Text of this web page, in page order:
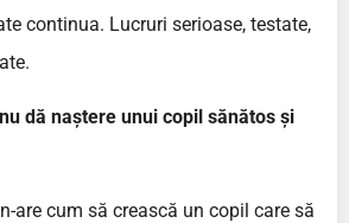
continua. Lucruri serioase, testate,
dă naștere unui copil sănătos și
are cum să crească un copil care să